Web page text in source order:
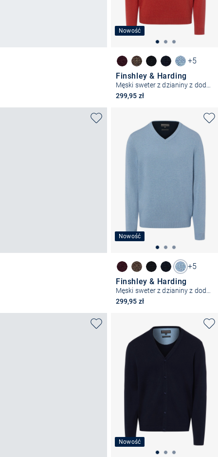
Nowość
+5
Finshley & Harding
299,95 zł
Nowość
+5
Finshley & Harding
299,95 zł
Nowość